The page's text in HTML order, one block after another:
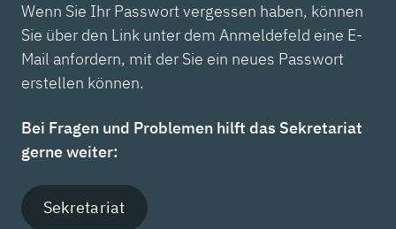
Wenn Sie Ihr Passwort vergessen haben, können
Sie über den Link unter dem Anmeldefeld eine E-
Mail anfordern, mit der Sie ein neues Passwort
erstellen können.
Bei Fragen und Problemen hilft das Sekretariat
gerne weiter:
Sekretariat